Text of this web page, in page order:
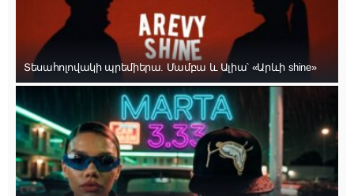
Տեսահոլովակի պրեմիերա. Մամբա և Ալիա՝ «Արևի shine»